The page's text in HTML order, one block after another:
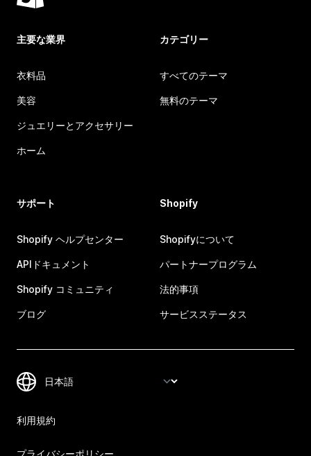
主要な業界
衣料品
美容
ジュエリーとアクセサリー
ホーム
カテゴリー
すべてのテーマ
無料のテーマ
サポート
Shopify ヘルプセンター
APIドキュメント
Shopify コミュニティ
ブログ
Shopify
Shopifyについて
パートナープログラム
法的事項
サービスステータス
利用規約